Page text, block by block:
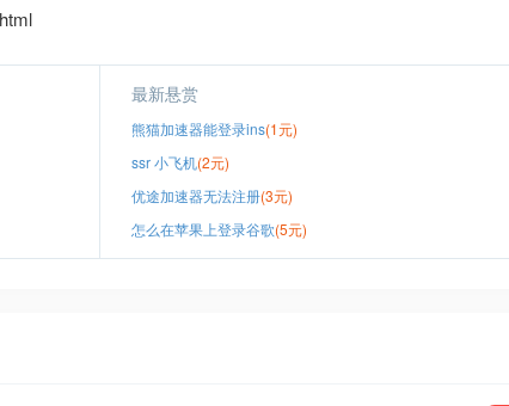
最新悬赏
熊猫加速器能登录ins(1元)
ssr 小飞机(2元)
优途加速器无法注册(3元)
怎么在苹果上登录谷歌(5元)